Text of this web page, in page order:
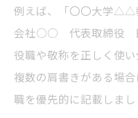
例えば、「〇〇大学
会社○○ 代表取締役 田
役職や敬称を正しく使い
複数の肩書きがある場
職を優先的に記載しまし